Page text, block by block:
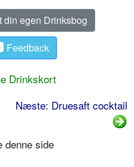
din egen Drinksbog
Feedback
Drinkskort
Næste: Druesaft cocktail
denne side